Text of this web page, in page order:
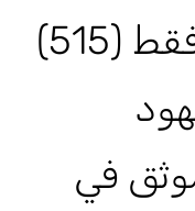
(ص) ومجموعهم فقط (515)
في